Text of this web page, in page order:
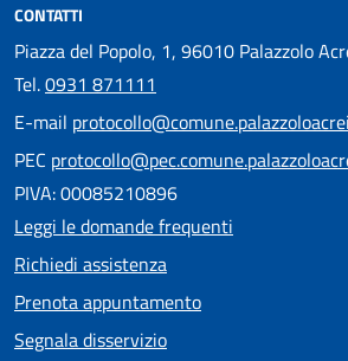
CONTATTI
Piazza del Popolo, 1, 96010 Palazzolo
Tel.0931 871111
E-mail
PEC
PIVA: 00085210896
Leggi le domande frequenti
Richiedi assistenza
Prenota appuntamento
Segnala disservizio